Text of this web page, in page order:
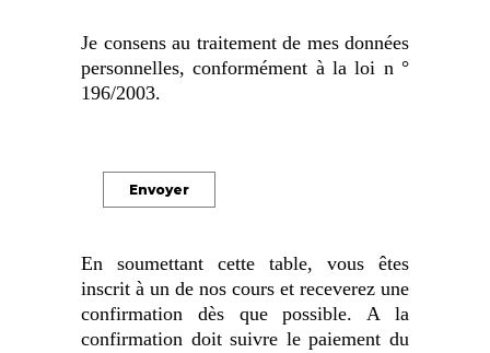
Je consens au traitement de mes données
personnelles, conformément à la loi n °
196/2003.
En soumettant cette table, vous êtes
inscrit à un de nos cours et receverez une
confirmation dès que possible. A la
confirmation doit suivre le paiement du